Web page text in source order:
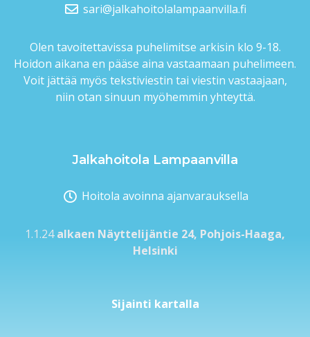
sari@jalkahoitola­lampaanvilla.fi
Olen tavoitettavissa puhelimitse arkisin klo 9-18.
Hoidon aikana en pääse aina vastaamaan puhelimeen.
Voit jättää myös tekstiviestin tai viestin vastaajaan,
niin otan sinuun myöhemmin yhteyttä.
Jalkahoitola Lampaanvilla
Hoitola avoinna ajanvarauksella
1.1.24alkaen Näyttelijäntie 24, Pohjois-Haaga,
Helsinki
Sijainti kartalla